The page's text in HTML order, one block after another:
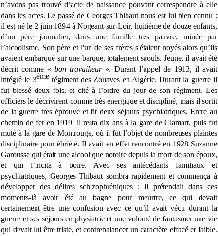
n’avons pas trouvé d’acte de naissance pouvant correspondre à elle
dans les actes. Le passé de Georges Thibaut nous est lui bien connu ;
il est né le 2 juin 1894 à Nogeant-sur-Loir, huitième de douze enfants,
d’un père journalier, dans une famille très pauvre, minée par
l’alcoolisme. Son père et l'un de ses frères s'étaient noyés alors qu’ils
avaient embarqué sur une barque, totalement saouls. Jeune, il avait été
décrit comme « bon travailleur». Durant l’appel de 1913, il avait
intégré le 3èmerégiment des Zouaves en Algérie. Durant la guerre il
fut blessé deux fois, et cité à l’ordre du jour de son régiment. Les
officiers le décrivirent comme très énergique et discipliné, mais il sortit
de la guerre très éprouvé et fit deux séjours psychiatriques. Entré au
chemin de fer en 1919, il resta dix ans à la gare de Clamart, puis fut
muté à la gare de Montrouge, où il fut l’objet de nombreuses plaintes
disciplinaire pour ébriété. Il avait en effet rencontré en 1928 Suzanne
Garousse qui était une alcoolique notoire depuis la mort de son époux,
et qui l’incita à boire. Avec ses antécédants familiaux et
psychiatriques, Georges Thibaut sombra rapidement et commença à
développer des délires schizophréniques ; il prétendait dans ces
moments-là avoir été au bagne pour meurtre, ce qui devait
certainement être une confusion avec ce qu’il avait vécu durant la
guerre et ses séjours en physiatrie et une volonté de fantasmer une vie
qui devait lui être triste, et contrebalancer un caractère effacé et faible.